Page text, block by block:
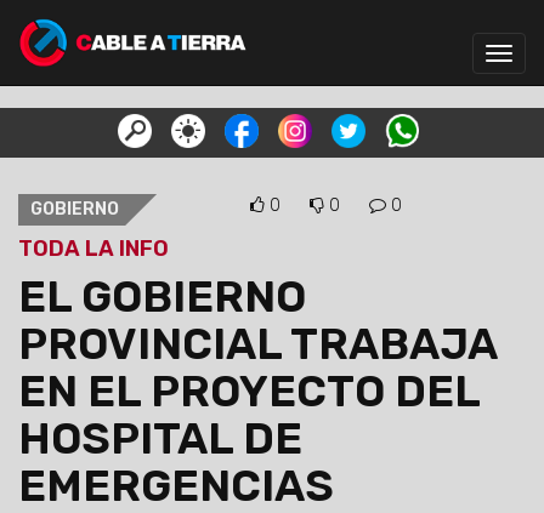
GOBIERNO 0 0 0
TODA LA INFO
EL GOBIERNO
PROVINCIAL TRABAJA
EN EL PROYECTO DEL
HOSPITAL DE
EMERGENCIAS